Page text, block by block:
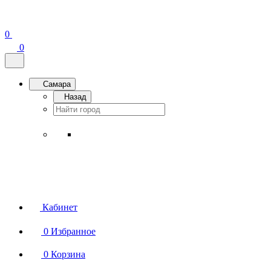
0
0
Самара
Назад
Кабинет
0 Избранное
0 Корзина